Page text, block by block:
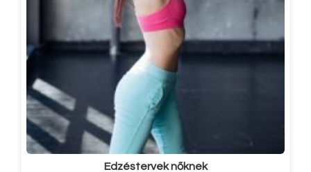
Edzéstervek nőknek